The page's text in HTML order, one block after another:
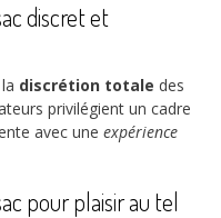
discret et
discrétion totale des
privilégient un cadre
avec une expérience
pour plaisir au tel